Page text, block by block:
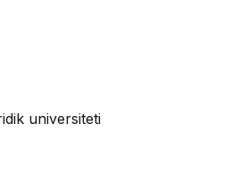
universiteti